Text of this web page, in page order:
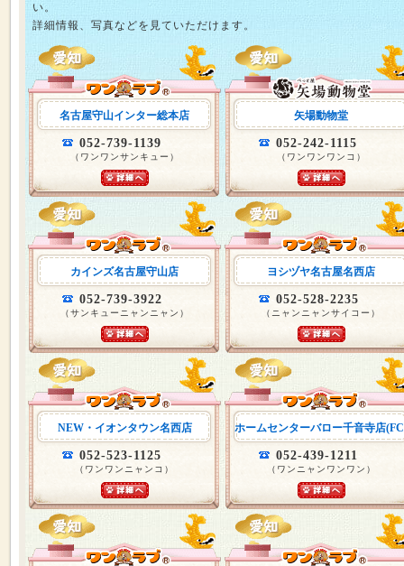
い。
詳細情報、写真などを見ていただけます。
名古屋守山インター総本店
052-739-1139
（ワンワンサンキュー）
矢場動物堂
052-242-1115
（ワンワンワンコ）
カインズ名古屋守山店
052-739-3922
（サンキューニャンニャン）
ヨシヅヤ名古屋名西店
052-528-2235
（ニャンニャンサイコー）
NEW・イオンタウン名西店
052-523-1125
（ワンワンニャンコ）
ホームセンターバロー千音寺店
052-439-1211
（ワンニャンワンワン）